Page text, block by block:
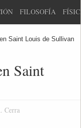
FILOSOFÍA
Saint Louis de Sullivan
Saint
Cerra